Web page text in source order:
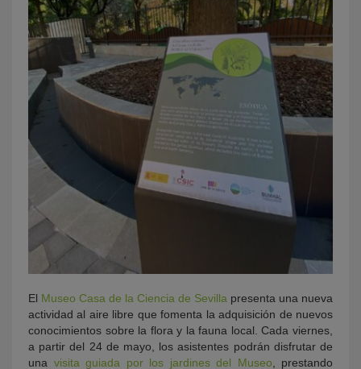
El Museo Casa de la Ciencia de Sevilla presenta una nueva
actividad al aire libre que fomenta la adquisición de nuevos
conocimientos sobre la flora y la fauna local. Cada viernes,
a partir del 24 de mayo, los asistentes podrán disfrutar de
una visita guiada por los jardines del Museo , prestando